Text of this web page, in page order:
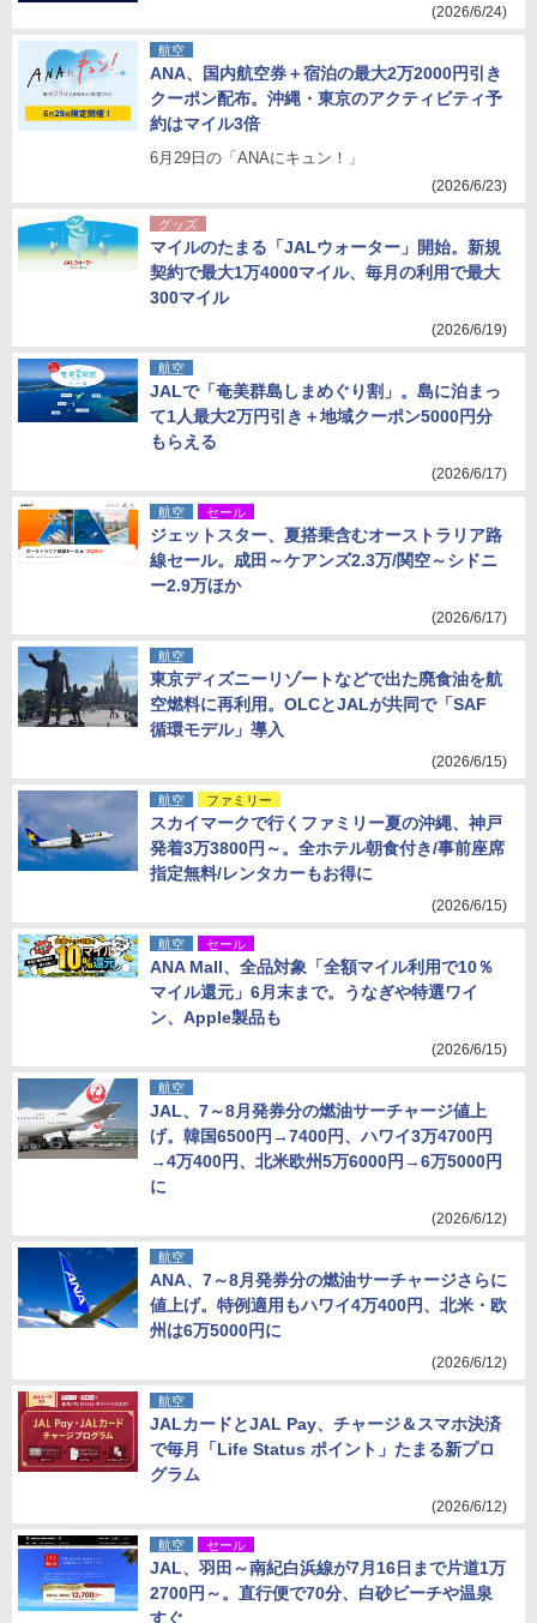
(2026/6/24)
航空
ANA、国内航空券＋宿泊の最大2万2000円引き
クーポン配布。沖縄・東京のアクティビティ予
約はマイル3倍
6月29日の「ANAにキュン！」
(2026/6/23)
グッズ
マイルのたまる「JALウォーター」開始。新規
契約で最大1万4000マイル、毎月の利用で最大
300マイル
(2026/6/19)
航空
JALで「奄美群島しまめぐり割」。島に泊まっ
て1人最大2万円引き＋地域クーポン5000円分
もらえる
(2026/6/17)
航空 セール
ジェットスター、夏搭乗含むオーストラリア路
線セール。成田～ケアンズ2.3万/関空～シドニ
ー2.9万ほか
(2026/6/17)
航空
東京ディズニーリゾートなどで出た廃食油を航
空燃料に再利用。OLCとJALが共同で「SAF
循環モデル」導入
(2026/6/15)
航空 ファミリー
スカイマークで行くファミリー夏の沖縄、神戸
発着3万3800円～。全ホテル朝食付き/事前座席
指定無料/レンタカーもお得に
(2026/6/15)
航空 セール
ANA Mall、全品対象「全額マイル利用で10％
マイル還元」6月末まで。うなぎや特選ワイ
ン、Apple製品も
(2026/6/15)
航空
JAL、7～8月発券分の燃油サーチャージ値上
げ。韓国6500円→7400円、ハワイ3万4700円
→4万400円、北米欧州5万6000円→6万5000円
に
(2026/6/12)
航空
ANA、7～8月発券分の燃油サーチャージさらに
値上げ。特例適用もハワイ4万400円、北米・欧
州は6万5000円に
(2026/6/12)
航空
JALカードとJAL Pay、チャージ＆スマホ決済
で毎月「Life Status ポイント」たまる新プロ
グラム
(2026/6/12)
航空 セール
JAL、羽田～南紀白浜線が7月16日まで片道1万
2700円～。直行便で70分、白砂ビーチや温泉
すぐ